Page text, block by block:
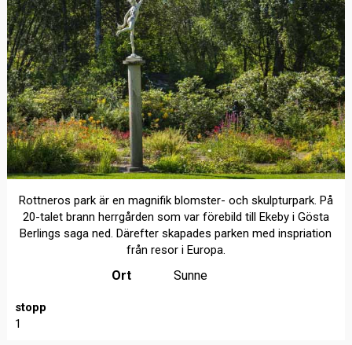
Rottneros park är en magnifik blomster- och skulpturpark. På
20-talet brann herrgården som var förebild till Ekeby i Gösta
Berlings saga ned. Därefter skapades parken med inspriation
från resor i Europa.
Ort Sunne
stopp
1